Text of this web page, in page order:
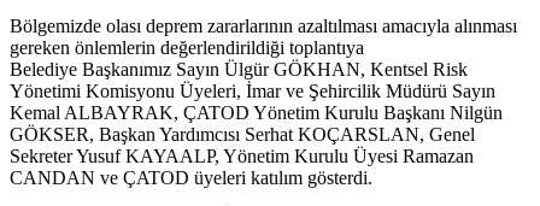
Bölgemizde olası deprem zararlarının azaltılması amacıyla alınması
gereken önlemlerin değerlendirildiği toplantıya
Belediye Başkanımız Sayın Ülgür GÖKHAN, Kentsel Risk
Yönetimi Komisyonu Üyeleri, İmar ve Şehircilik Müdürü Sayın
Kemal ALBAYRAK, ÇATOD Yönetim Kurulu Başkanı Nilgün
GÖKSER, Başkan Yardımcısı Serhat KOÇARSLAN, Genel
Sekreter Yusuf KAYAALP, Yönetim Kurulu Üyesi Ramazan
CANDAN ve ÇATOD üyeleri katılım gösterdi.